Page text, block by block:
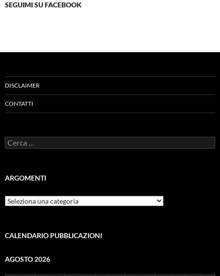
SEGUIMI SU FACEBOOK
DISCLAIMER
CONTATTI
Ricerca
per:
ARGOMENTI
ARGOMENTI
CALENDARIO PUBBLICAZIONI
AGOSTO 2026